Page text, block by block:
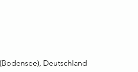
Deutschland